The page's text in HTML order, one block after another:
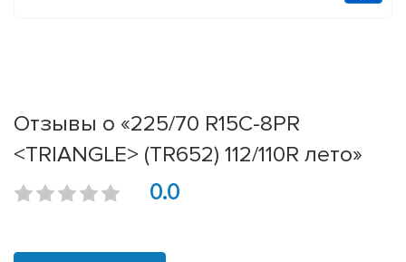
Отзывы о «225/70 R15C-8PR
<TRIANGLE> (TR652) 112/110R лето»
0.0